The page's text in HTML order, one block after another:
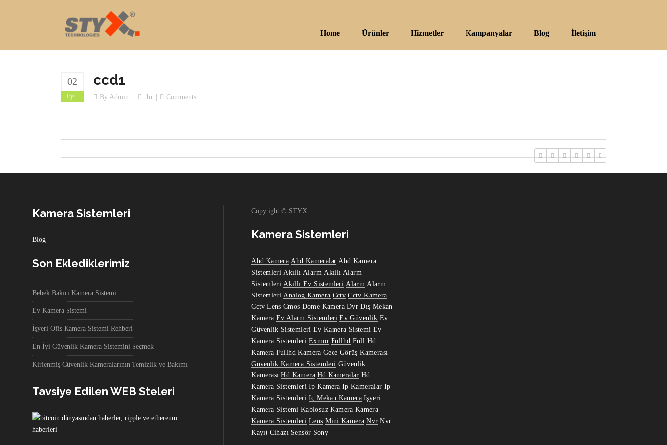
Home Ürünler Hizmetler Kampanyalar Blog İletişim
02
Eyl
ccd1
By Admin In Comments
Kamera Sistemleri
Blog
Son Eklediklerimiz
Bebek Bakıcı Kamera Sistemi
Ev Kamera Sistemi
İşyeri Ofis Kamera Sistemi Rehberi
En İyi Güvenlik Kamera Sistemini Seçmek
Kirlenmiş Güvenlik Kameralarının Temizlik ve Bakımı
Tavsiye Edilen WEB Steleri
Copyright © STYX
Kamera Sistemleri
Ahd Kamera Ahd Kameralar Ahd Kamera
Sistemleri Akıllı Alarm Akıllı Alarm
Sistemleri Akıllı Ev Sistemleri Alarm Alarm
Sistemleri Analog Kamera Cctv Cctv Kamera
Cctv Lens Cmos Dome Kamera Dvr Dış Mekan
Kamera Ev Alarm Sistemleri Ev Güvenlik Ev
Güvenlik Sistemleri Ev Kamera Sistemi Ev
Kamera Sistemleri Exmor Fullhd Full Hd
Kamera Fullhd Kamera Gece Görüş Kamerası
Güvenlik Kamera Sistemleri Güvenlik
Kamerası Hd Kamera Hd Kameralar Hd
Kamera Sistemleri Ip Kamera Ip Kameralar Ip
Kamera Sistemleri Iç Mekan Kamera Işyeri
Kamera Sistemi Kablosuz Kamera Kamera
Kamera Sistemleri Lens Mini Kamera Nvr Nvr
Kayıt Cihazı Sensör Sony